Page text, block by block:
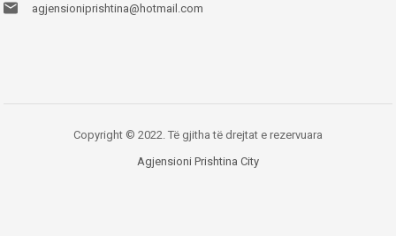
agjensioniprishtina@hotmail.com
Copyright © 2022. Të gjitha të drejtat e rezervuara
Agjensioni Prishtina City